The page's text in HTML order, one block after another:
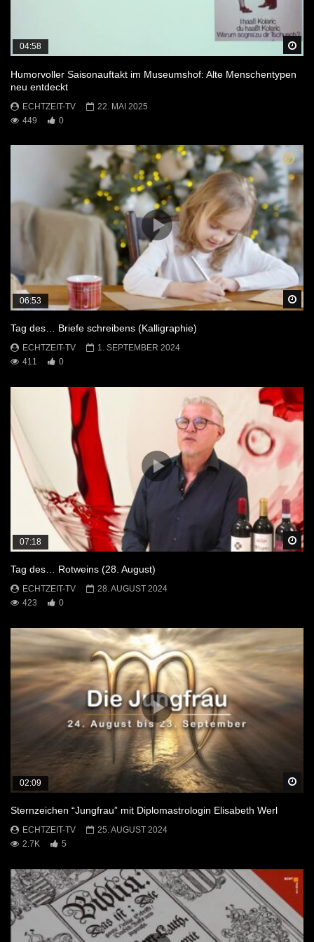
04:58
Humorvoller Saisonauftakt im Museumshof: Alte Menschentypen
neu entdeckt
ECHTZEIT-TV
22. MAI 2025
449
0
06:53
Tag des… Briefe schreibens (Kalligraphie)
ECHTZEIT-TV
1. SEPTEMBER 2024
411
0
07:18
Tag des… Rotweins (28. August)
ECHTZEIT-TV
28. AUGUST 2024
423
0
02:09
Sternzeichen “Jungfrau” mit Diplomastrologin Elisabeth Werl
ECHTZEIT-TV
25. AUGUST 2024
2.7K
5